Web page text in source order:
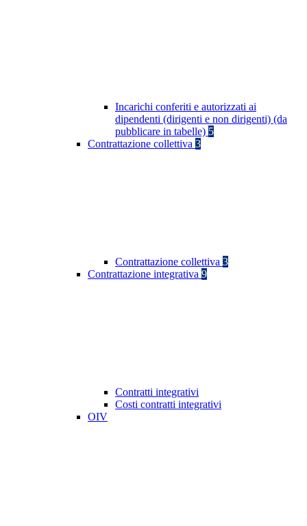
Incarichi conferiti e autorizzati ai
dipendenti (dirigenti e non dirigenti) (da
pubblicare in tabelle) 5
Contrattazione collettiva 3
Contrattazione collettiva 3
Contrattazione integrativa 9
Contratti integrativi
Costi contratti integrativi
OIV